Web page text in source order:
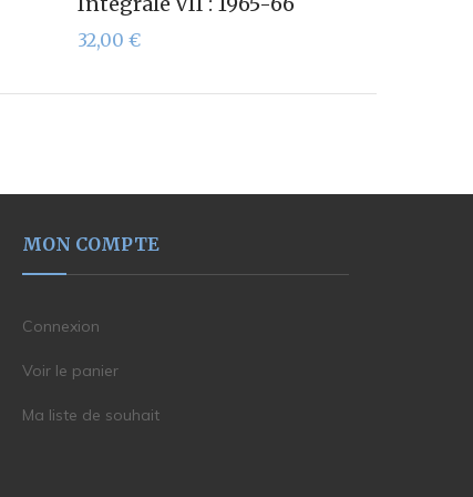
32,00 €
MON COMPTE
Connexion
Voir le panier
Ma liste de souhait